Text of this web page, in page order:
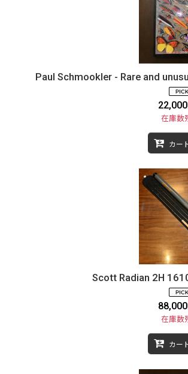
Paul Schmookler - Rare and
22,000
在庫数
カー
Scott Radian 2H
88,000
在庫数
カー